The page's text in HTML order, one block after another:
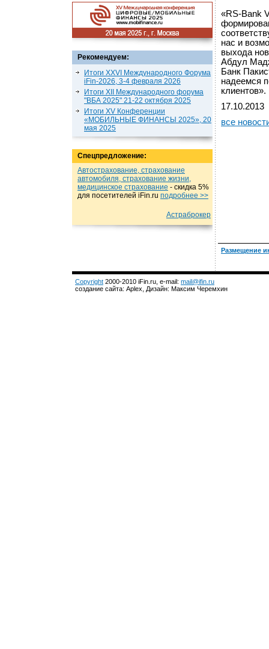
Рекомендуем:
Итоги XXVI Международного Форума
iFin-2026, 3-4 февраля 2026
Итоги XII Международного форума
"ВБА 2025" 21-22 октября 2025
Итоги XV Конференции
«МОБИЛЬНЫЕ ФИНАНСЫ 2025», 20
мая 2025
Спецпредложение:
Автострахование, страхование
автомобиля, страхование жизни,
медицинское страхование - cкидка 5%
для посетителей iFin.ru подробнеe >>
Астраброкер
«RS-Bank
нас и
выхода
Абдул
Банк
надеемся
клиентов».
17.10.2013
все
Размещение
Copyright 2000-2010 iFin.ru, e-mail: mail@ifin.ru
создание сайта: Aplex, Дизайн: Максим Черемхин